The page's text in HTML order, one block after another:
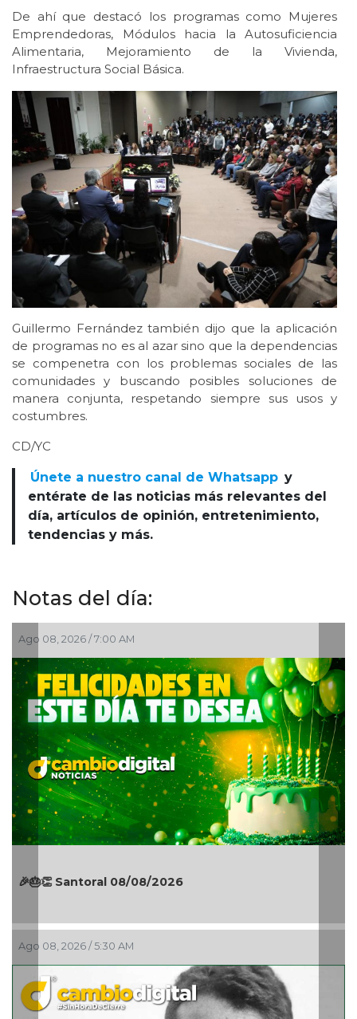
De ahí que destacó los programas como Mujeres
Emprendedoras, Módulos hacia la Autosuficiencia
Alimentaria, Mejoramiento de la Vivienda,
Infraestructura Social Básica.
Guillermo Fernández también dijo que la aplicación
de programas no es al azar sino que la dependencias
se compenetra con los problemas sociales de las
comunidades y buscando posibles soluciones de
manera conjunta, respetando siempre sus usos y
costumbres.
CD/YC
Únete a nuestro canal de Whatsapp y
entérate de las noticias más relevantes del
día, artículos de opinión, entretenimiento,
tendencias y más.
Notas del día: